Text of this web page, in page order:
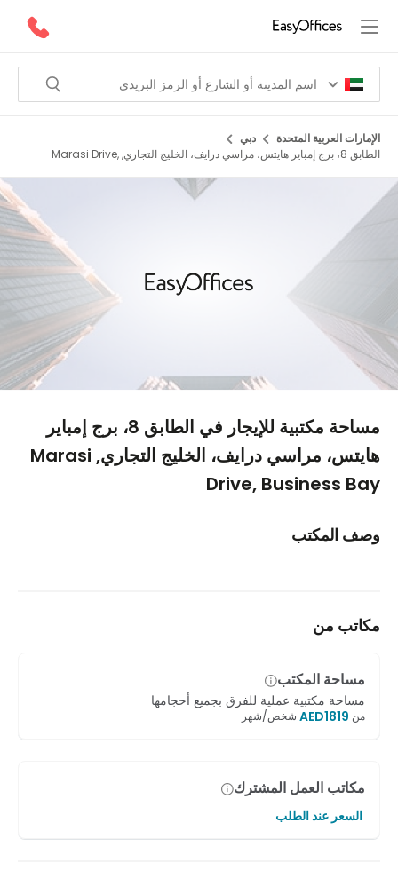
الإمارات العربية المتحدة
دبي
الطابق 8، برج إمباير هايتس، مراسي درايف، الخليج التجاري, Marasi Drive,
مساحة مكتبية للإيجار في الطابق 8، برج إمباير
هايتس، مراسي درايف، الخليج التجاري, Marasi
Drive, Business Bay
وصف المكتب
مكاتب من
مساحة المكتب
مساحة مكتبية عملية للفرق بجميع أحجامها
من AED1819 شخص/شهر
مكاتب العمل المشترك
السعر عند الطلب